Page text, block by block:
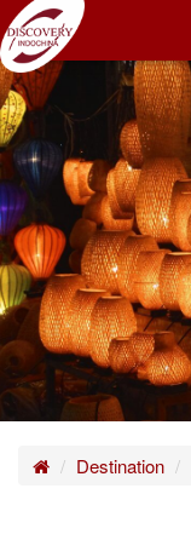
Destination